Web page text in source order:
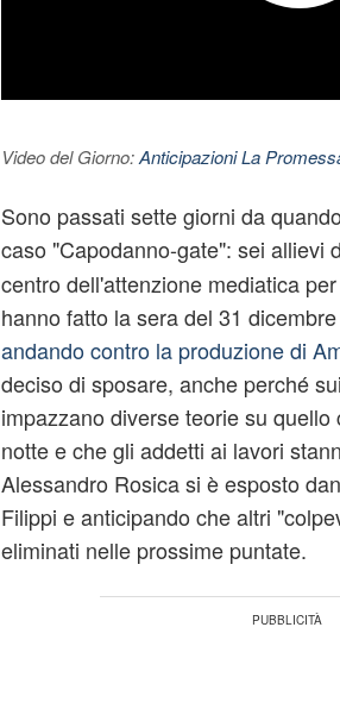
Video del Giorno:Anticipazioni La
Sono passati sette giorni da
caso "Capodanno-gate": sei allievi
centro dell'attenzione mediatica
hanno fatto la sera del 31
andando contro la produzione di
deciso di sposare, anche perché
impazzano diverse teorie su
notte e che gli addetti ai lavori
Alessandro Rosica si è esposto
Filippi e anticipando che altri
eliminati nelle prossime puntate.